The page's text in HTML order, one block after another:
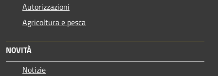
Autorizzazioni
Agricoltura e pesca
NOVITÀ
Notizie